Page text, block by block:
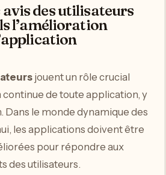
des utilisateurs
l’amélioration
jouent un rôle crucial
continue de toute application, y
Dans le monde dynamique des
les applications doivent être
pour répondre aux
des utilisateurs.